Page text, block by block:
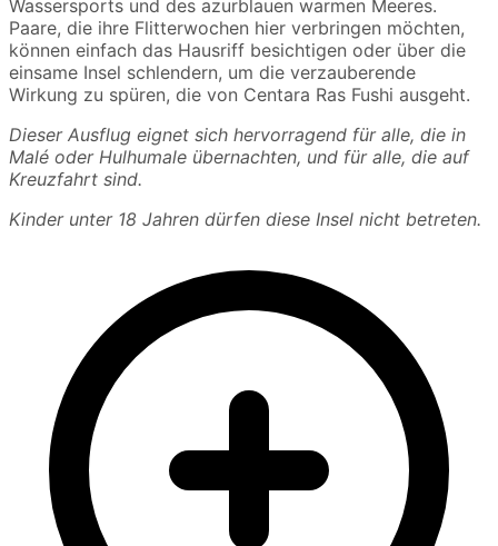
Wassersports und des azurblauen warmen Meeres.
Paare, die ihre Flitterwochen hier verbringen möchten,
können einfach das Hausriff besichtigen oder über die
einsame Insel schlendern, um die verzauberende
Wirkung zu spüren, die von Centara Ras Fushi ausgeht.
Dieser Ausflug eignet sich hervorragend für alle, die in
Malé oder Hulhumale übernachten, und für alle, die auf
Kreuzfahrt sind.
Kinder unter 18 Jahren dürfen diese Insel nicht betreten.